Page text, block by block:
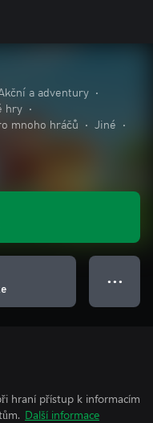
a adventury
•
hry
•
mnoho hráčů
• Jiné
•
● ● ●
hraní přístup k informacím
Další informace